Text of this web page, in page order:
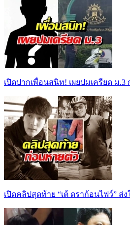
เปิดปากเพื่อนสนิท! เผยปมเครียด ม
เปิดคลิปสุดท้าย “เต้ ดราก้อนไฟว์” ส่